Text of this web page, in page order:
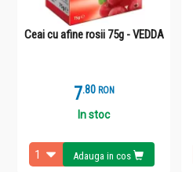
Ceai cu afine rosii 75g - VEDDA
7.8 RON
In stoc
Adauga in cos